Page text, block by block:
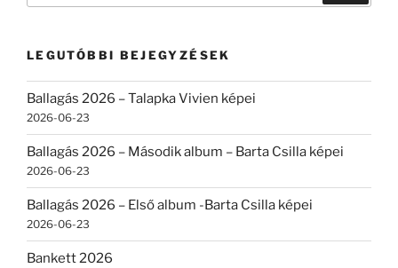
LEGUTÓBBI BEJEGYZÉSEK
Ballagás 2026 – Talapka Vivien képei
2026-06-23
Ballagás 2026 – Második album – Barta Csilla képei
2026-06-23
Ballagás 2026 – Első album -Barta Csilla képei
2026-06-23
Bankett 2026